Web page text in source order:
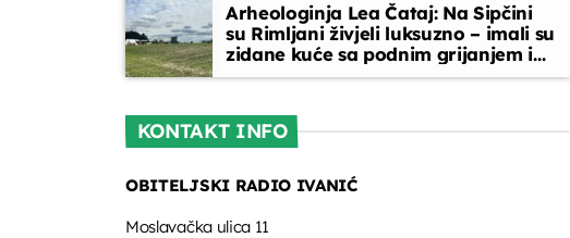
Arheologinja Lea Čataj: Na Sipčini
su Rimljani živjeli luksuzno – imali su
zidane kuće sa podnim grijanjem i
oslikanim zidovima
KONTAKT INFO
OBITELJSKI RADIO IVANIĆ
Moslavačka ulica 11